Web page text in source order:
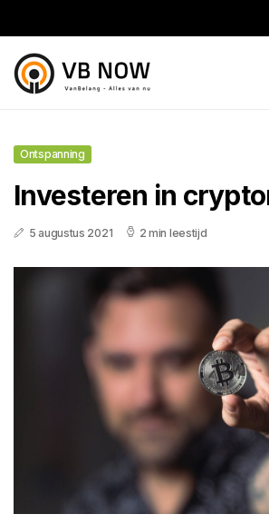
Ontspanning
Investeren in
5 augustus 2021 2 min leestijd